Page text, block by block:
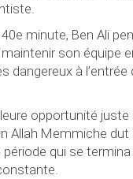
minute, Ben Ali
son équipe
à
opportunité
Allah Memmiche
qui se